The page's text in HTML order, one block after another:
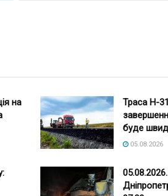
на
Траса Н-
буде
05.08.2026